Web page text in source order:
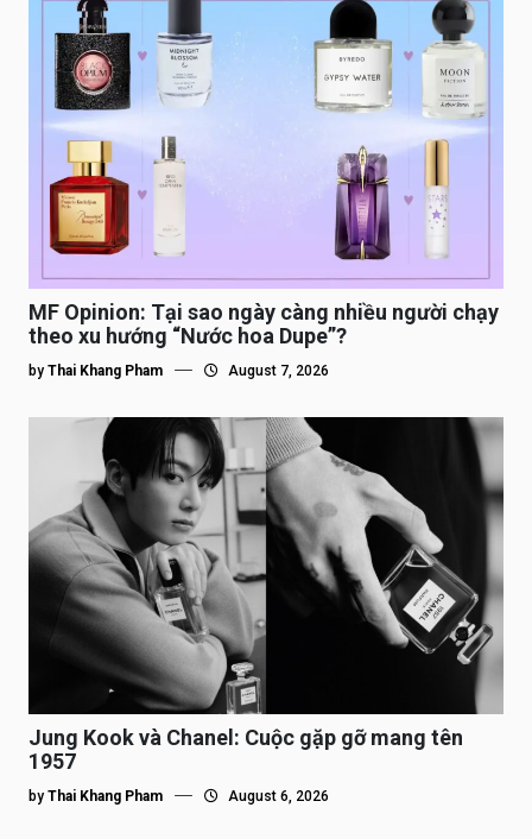
MF Opinion: Tại sao ngày càng nhiều người chạy
theo xu hướng “Nước hoa Dupe”?
by Thai Khang Pham August 7, 2026
Jung Kook và Chanel: Cuộc gặp gỡ mang tên
1957
by Thai Khang Pham August 6, 2026